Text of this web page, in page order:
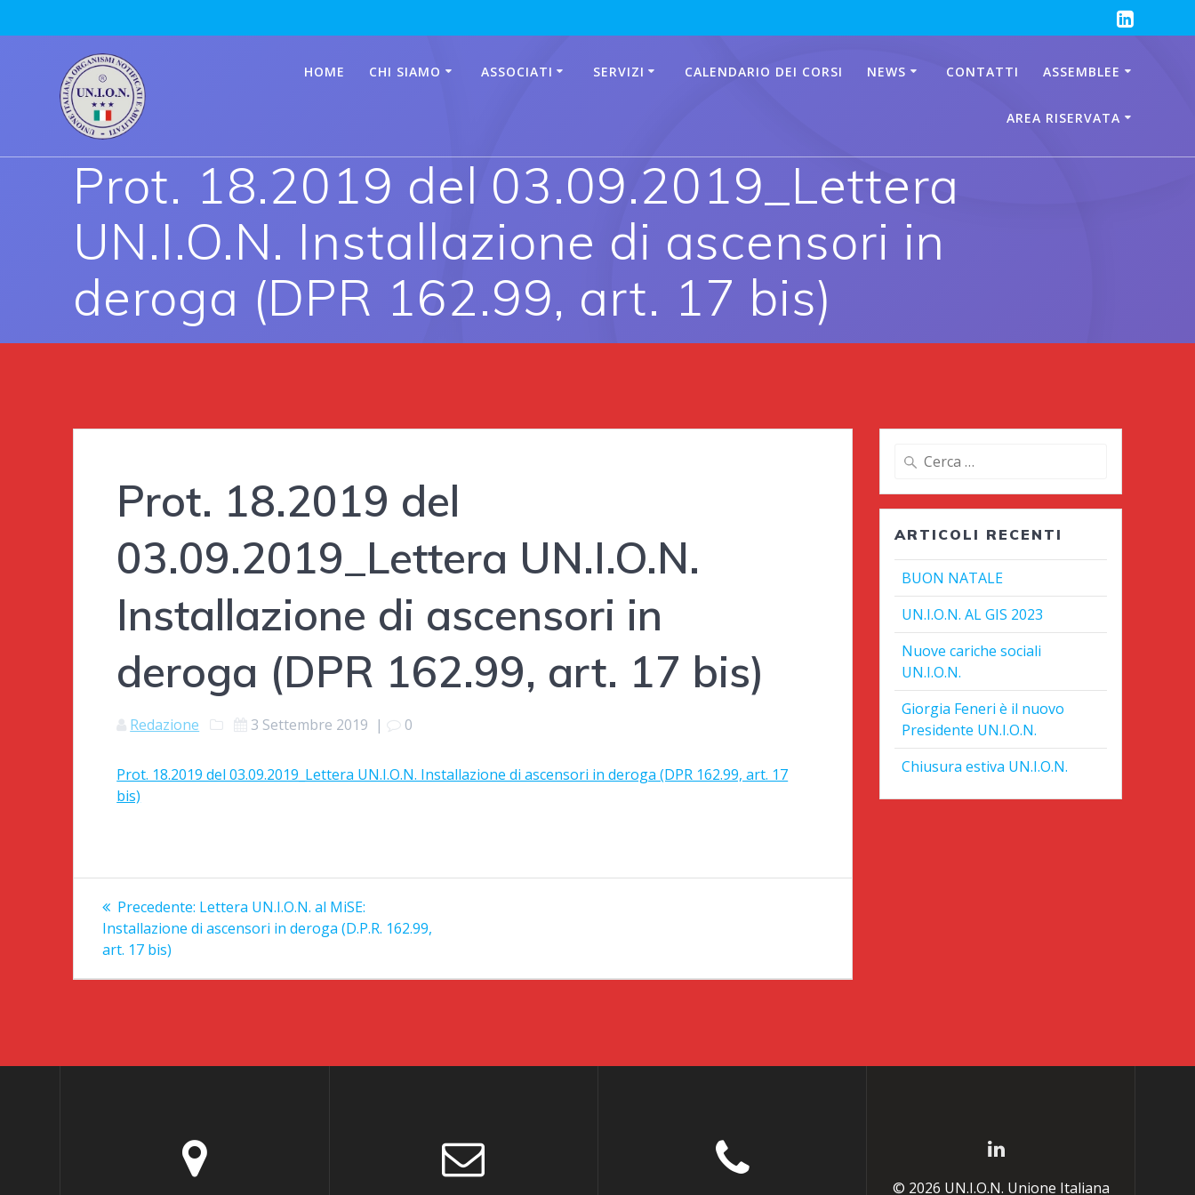
to
HOME CHI SIAMO ASSOCIATI SERVIZI CALENDARIO DEI CORSI NEWS CONTATTI ASSEMBLEE
AREA RISERVATA
Prot. 18.2019 del 03.09.2019_Lettera
UN.I.O.N. Installazione di ascensori in
deroga (DPR 162.99, art. 17 bis)
Prot. 18.2019 del
03.09.2019_Lettera UN.I.O.N.
Installazione di ascensori in
deroga (DPR 162.99, art. 17 bis)
Redazione 3 Settembre 2019 | 0
Prot. 18.2019 del 03.09.2019_Lettera UN.I.O.N. Installazione di ascensori in deroga (DPR 162.99, art. 17
bis)
Navigazione
articoli
Precedente: Articolo
precedente:
Lettera UN.I.O.N. al MiSE:
Installazione di ascensori in deroga (D.P.R. 162.99,
art. 17 bis)
Ricerca
ARTICOLI RECENTI
BUON NATALE
UN.I.O.N. AL GIS 2023
Nuove cariche sociali
UN.I.O.N.
Giorgia Feneri è il nuovo
Presidente UN.I.O.N.
Chiusura estiva UN.I.O.N.
© 2026 UN.I.O.N. Unione Italiana